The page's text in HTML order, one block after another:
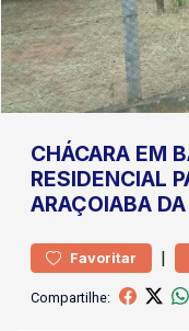
CHÁCARA EM
RESIDENCIAL
ARAÇOIABA
Favoritar |
Compartilhe: